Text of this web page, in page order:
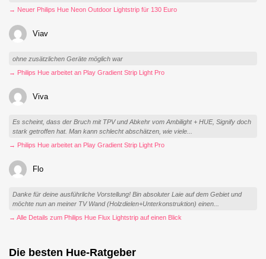
→ Neuer Philips Hue Neon Outdoor Lightstrip für 130 Euro
Viav
ohne zusätzlichen Geräte möglich war
→ Philips Hue arbeitet an Play Gradient Strip Light Pro
Viva
Es scheint, dass der Bruch mit TPV und Abkehr vom Ambilight + HUE, Signify doch
stark getroffen hat. Man kann schlecht abschätzen, wie viele...
→ Philips Hue arbeitet an Play Gradient Strip Light Pro
Flo
Danke für deine ausführliche Vorstellung! Bin absoluter Laie auf dem Gebiet und
möchte nun an meiner TV Wand (Holzdielen+Unterkonstruktion) einen...
→ Alle Details zum Philips Hue Flux Lightstrip auf einen Blick
Die besten Hue-Ratgeber